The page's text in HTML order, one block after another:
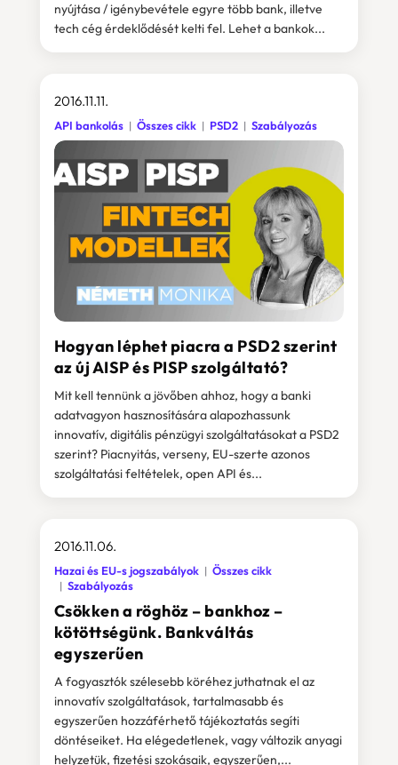
nyújtása / igénybevétele egyre több bank, illetve
tech cég érdeklődését kelti fel. Lehet a bankok...
Hogyan léphet piacra a PSD2 szerint
az új AISP és PISP szolgáltató?
2016.11.11.
API bankolás Összes cikk PSD2 Szabályozás
Mit kell tennünk a jövőben ahhoz, hogy a banki
adatvagyon hasznosítására alapozhassunk
innovatív, digitális pénzügyi szolgáltatásokat a PSD2
szerint? Piacnyitás, verseny, EU-szerte azonos
szolgáltatási feltételek, open API és...
Csökken a röghöz – bankhoz –
kötöttségünk. Bankváltás
egyszerűen
2016.11.06.
Hazai és EU-s jogszabályok
Összes cikk
Szabályozás
A fogyasztók szélesebb köréhez juthatnak el az
innovatív szolgáltatások, tartalmasabb és
egyszerűen hozzáférhető tájékoztatás segíti
döntéseiket. Ha elégedetlenek, vagy változik anyagi
helyzetük, fizetési szokásaik, egyszerűen,...